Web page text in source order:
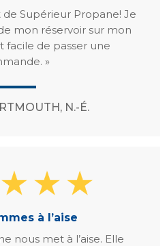
de Supérieur Propane! Je
mon réservoir sur mon
facile de passer une
»
N.-É.
à l’aise
nous met à l’aise. Elle